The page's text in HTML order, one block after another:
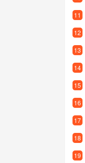
11
12
13
14
15
16
17
18
19